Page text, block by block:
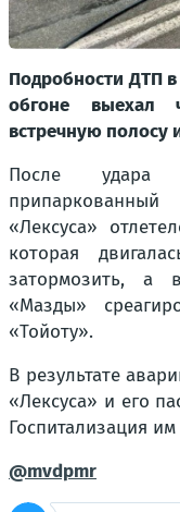
Подробности ДТП
обгоне выехал
встречную полосу
После удара
«Лексуса»
которая
затормозить, а
«Мазды»
«Тойоту».
В результате
«Лексуса» и его
Госпитализация
@mvdpmr